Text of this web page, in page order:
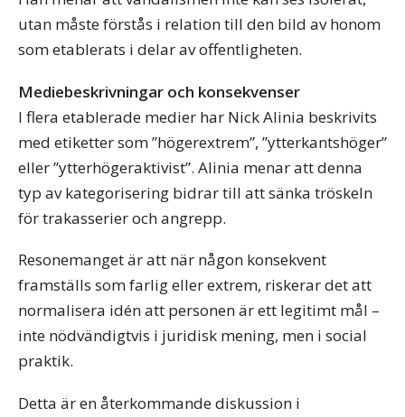
utan måste förstås i relation till den bild av honom
som etablerats i delar av offentligheten.
Mediebeskrivningar och konsekvenser
I flera etablerade medier har Nick Alinia beskrivits
med etiketter som ”högerextrem”, ”ytterkantshöger”
eller ”ytterhögeraktivist”. Alinia menar att denna
typ av kategorisering bidrar till att sänka tröskeln
för trakasserier och angrepp.
Resonemanget är att när någon konsekvent
framställs som farlig eller extrem, riskerar det att
normalisera idén att personen är ett legitimt mål –
inte nödvändigtvis i juridisk mening, men i social
praktik.
Detta är en återkommande diskussion i